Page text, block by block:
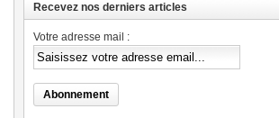
Recevez nos derniers articles
Votre adresse mail :